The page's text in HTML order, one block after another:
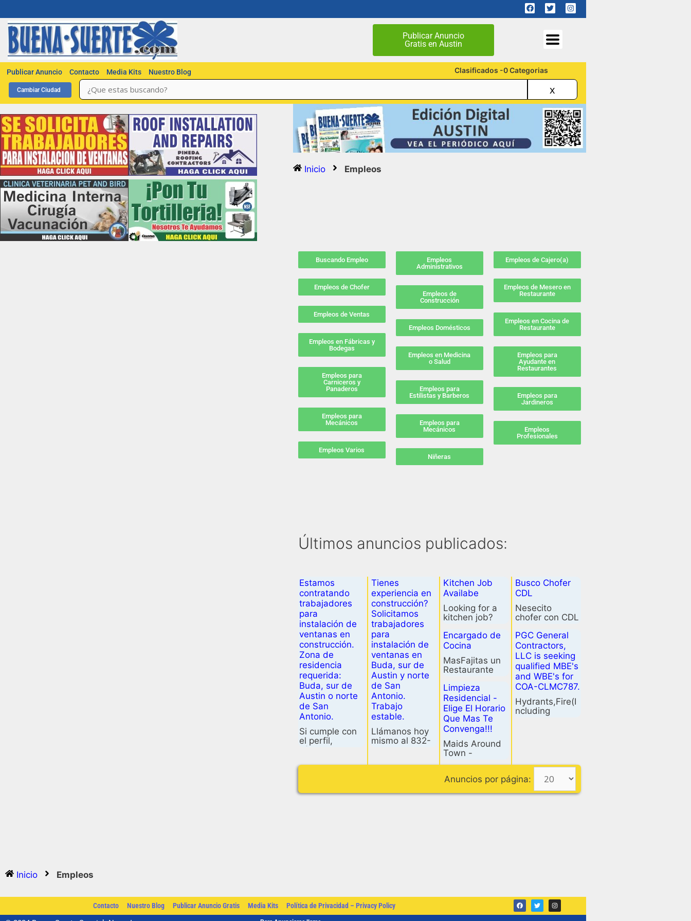
Publicar Anuncio
Gratis en Austin
Publicar Anuncio Contacto Media Kits Nuestro Blog Clasificados -0 Categorias
Cambiar Ciudad x
Inicio Empleos
Buscando Empleo
Empleos de Chofer
Empleos de Ventas
Empleos en Fábricas y
Bodegas
Empleos para
Carniceros y
Panaderos
Empleos para
Mecánicos
Empleos Varios
Empleos
Administrativos
Empleos de
Construcción
Empleos Domésticos
Empleos en Medicina
o Salud
Empleos para
Estilistas y Barberos
Empleos para
Mecánicos
Niñeras
Empleos de Cajero(a)
Empleos de Mesero en
Restaurante
Empleos en Cocina de
Restaurante
Empleos para
Ayudante en
Restaurantes
Empleos para
Jardineros
Empleos
Profesionales
Últimos anuncios publicados:
Estamos
contratando
trabajadores
para
instalación de
ventanas en
construcción.
Zona de
residencia
requerida:
Buda, sur de
Austin o norte
de San
Antonio.
Si cumple con
el perfil,
llámenos
al…
Tienes
experiencia en
construcción?
Solicitamos
trabajadores
para
instalación de
ventanas en
Buda, sur de
Austin y norte
de San
Antonio.
Trabajo
estable.
Llámanos hoy
mismo al 832-
detalles.ref:…
Kitchen Job
Availabe
Looking for a
kitchen job?
Encargado de
Cocina
MasFajitas un
Restaurante
Round Rock,…
Limpieza
Residencial -
Elige El Horario
Que Mas Te
Convenga!!!
Maids Around
Town -
Broomly LLC
crece
rápidamente…
Busco Chofer
CDL
Nesecito
chofer con CDL
end dump…
PGC General
Contractors,
LLC is seeking
qualified MBE's
and WBE's for
COA-CLMC787.
Hydrants,Fire(I
ncluding
Site Work,
Demo…
Anuncios por página:
Inicio Empleos
Contacto Nuestro Blog Publicar Anuncio Gratis Media Kits Política de Privacidad – Privacy Policy